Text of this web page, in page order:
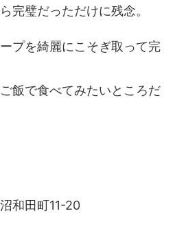
完璧だっただけに残念。
プを綺麗にこそぎ取って完
飯で食べてみたいところだ
和田町11-20